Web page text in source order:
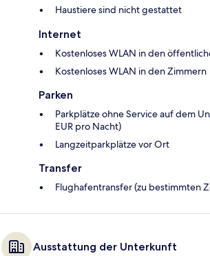
Haustiere sind nicht gestattet
Internet
Kostenloses WLAN in den
Kostenloses WLAN in den Zimmern
Parken
Parkplätze ohne Service auf dem
EUR pro Nacht)
Langzeitparkplätze vor Ort
Transfer
Flughafentransfer (zu bestimmten
Ausstattung der Unterkunft